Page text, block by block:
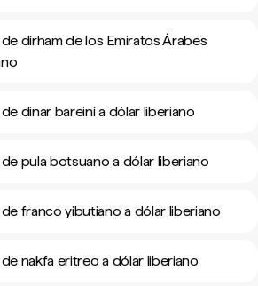
dírham de los Emiratos Árabes
dinar bareiní a dólar liberiano
pula botsuano a dólar liberiano
franco yibutiano a dólar liberiano
nakfa eritreo a dólar liberiano